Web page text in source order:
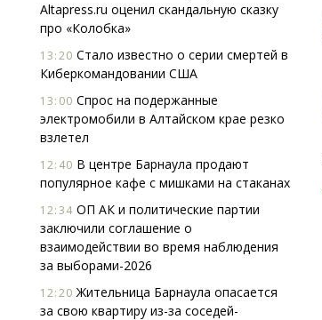
Altapress.ru оценил скандальную сказку
про «Колобка»
13:20 Стало известно о серии смертей в
Киберкомандовании США
13:00 Спрос на подержанные
электромобили в Алтайском крае резко
взлетел
12:40 В центре Барнаула продают
популярное кафе с мишками на стаканах
12:34 ОП АК и политические партии
заключили соглашение о
взаимодействии во время наблюдения
за выборами-2026
12:20 Жительница Барнаула опасается
за свою квартиру из-за соседей-